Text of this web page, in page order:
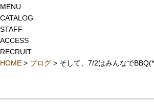
MENU
CATALOG
STAFF
ACCESS
RECRUIT
HOME > ブログ > そして、7/2はみんなで